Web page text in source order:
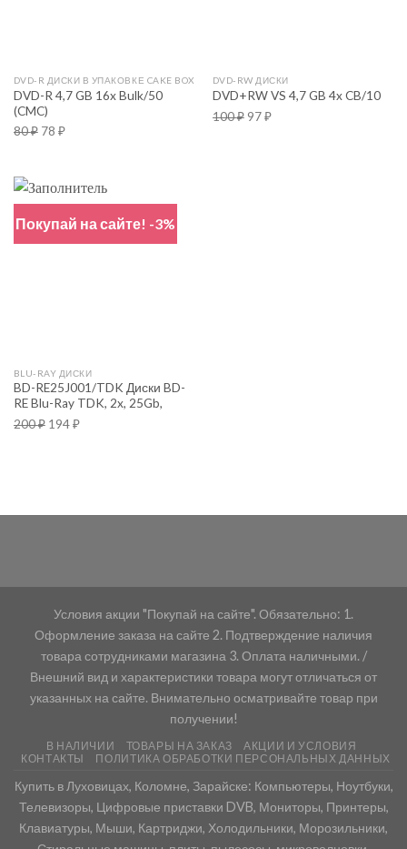
DVD-R ДИСКИ В УПАКОВКЕ CAKE BOX
DVD-R 4,7 GB 16x Bulk/50
(CMC)
80₽ 78 ₽
DVD-RW ДИСКИ
DVD+RW VS 4,7 GB 4x CB/10
100₽ 97₽
Покупай на сайте! -3%
BLU-RAY ДИСКИ
BD-RE25J001/TDK Диски BD-
RE Blu-Ray TDK, 2x, 25Gb,
200₽ 194₽
Условия акции "Покупай на сайте". Обязательно: 1.
Оформление заказа на сайте 2. Подтверждение наличия
товара сотрудниками магазина 3. Оплата наличными. /
Внешний вид и характеристики товара могут отличаться от
указанных на сайте. Внимательно осматривайте товар при
получении!
В НАЛИЧИИ ТОВАРЫ НА ЗАКАЗ
АКЦИИ И УСЛОВИЯ
КОНТАКТЫ
ПОЛИТИКА ОБРАБОТКИ ПЕРСОНАЛЬНЫХ ДАННЫХ
Купить в Луховицах, Коломне, Зарайске: Компьютеры, Ноутбуки,
Телевизоры, Цифровые приставки DVB, Мониторы, Принтеры,
Клавиатуры, Мыши, Картриджи, Холодильники, Морозильники,